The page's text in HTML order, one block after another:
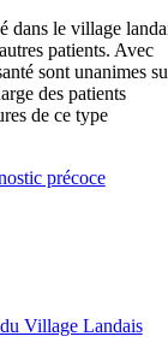
dans le village
patients. Avec
sont unanimes
des patients
de ce type
précoce
Village Landais